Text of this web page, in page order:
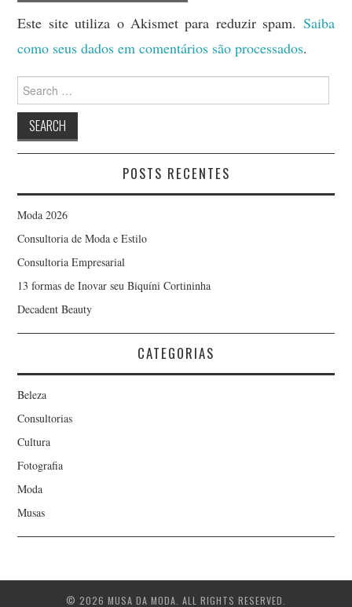
Este site utiliza o Akismet para reduzir spam. Saiba
como seus dados em comentários são processados.
for:
POSTS RECENTES
Moda 2026
Consultoria de Moda e Estilo
Consultoria Empresarial
13 formas de Inovar seu Biquíni Cortininha
Decadent Beauty
CATEGORIAS
Beleza
Consultorias
Cultura
Fotografia
Moda
Musas
© 2026 MUSA DA MODA. ALL RIGHTS RESERVED.